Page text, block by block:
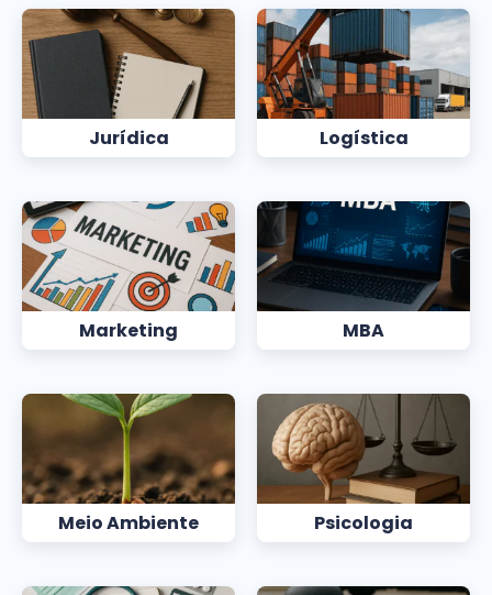
Jurídica Logística
Marketing MBA
Meio Ambiente Psicologia